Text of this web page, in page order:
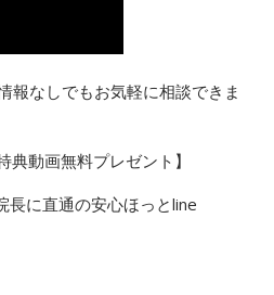
報なしでもお気軽に相談できま
動画無料プレゼント】
に直通の安心ほっとline